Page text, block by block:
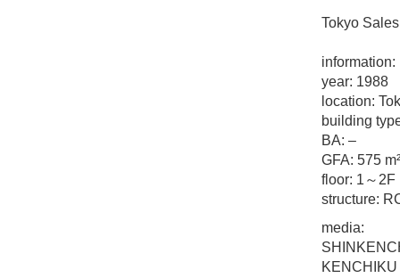
Tokyo
information:
year: 1988
location:
building
BA: –
GFA: 575 m²
floor: 1～2F
structure:
media: